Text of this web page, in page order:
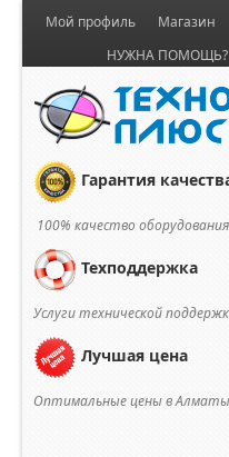
Мой профиль
Магазин
НУЖНА ПОМОЩЬ?
Гарантия
100% качество оборудования
Техподдержка
Услуги технической
Лучшая цена
Оптимальные цены в Алматы